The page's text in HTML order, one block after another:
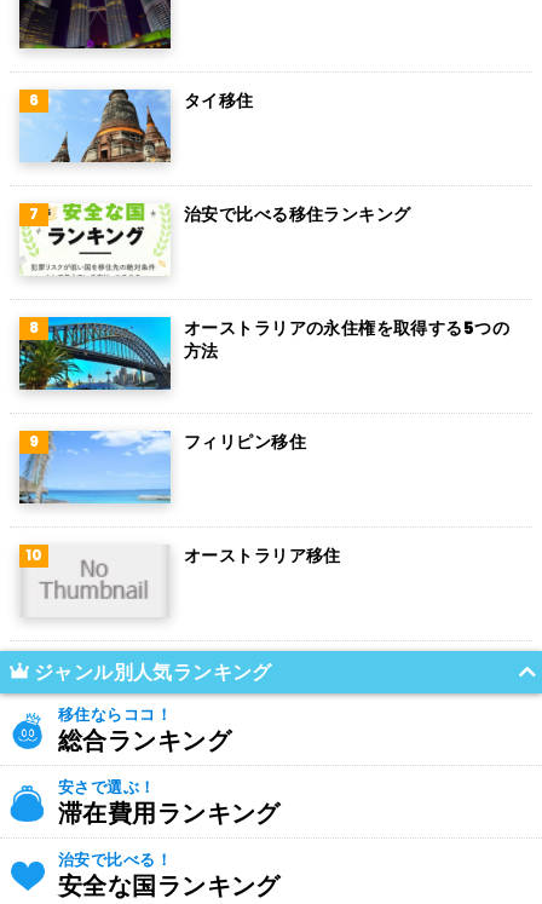
タイ移住
治安で比べる移住ランキング
オーストラリアの永住権を取得する5つの
方法
フィリピン移住
オーストラリア移住
ジャンル別人気ランキング
移住ならココ！
総合ランキング
安さで選ぶ！
滞在費用ランキング
治安で比べる！
安全な国ランキング